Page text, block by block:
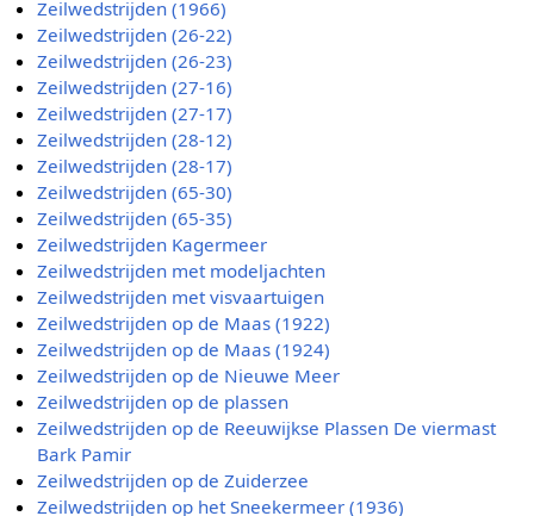
Zeilwedstrijden (1966)
Zeilwedstrijden (26-22)
Zeilwedstrijden (26-23)
Zeilwedstrijden (27-16)
Zeilwedstrijden (27-17)
Zeilwedstrijden (28-12)
Zeilwedstrijden (28-17)
Zeilwedstrijden (65-30)
Zeilwedstrijden (65-35)
Zeilwedstrijden Kagermeer
Zeilwedstrijden met modeljachten
Zeilwedstrijden met visvaartuigen
Zeilwedstrijden op de Maas (1922)
Zeilwedstrijden op de Maas (1924)
Zeilwedstrijden op de Nieuwe Meer
Zeilwedstrijden op de plassen
Zeilwedstrijden op de Reeuwijkse Plassen De viermast
Bark Pamir
Zeilwedstrijden op de Zuiderzee
Zeilwedstrijden op het Sneekermeer (1936)